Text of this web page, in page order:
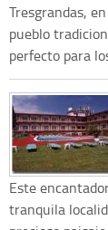
Tresgrandas,
pueblo
perfecto para
Este
tranquila